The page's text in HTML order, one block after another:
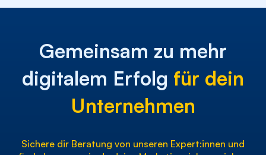
Gemeinsam zu mehr
digitalem Erfolg für dein
Unternehmen
Sichere dir Beratung von unseren Expert:innen und